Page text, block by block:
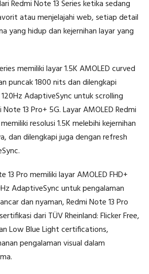
Redmi Note 13 Series ketika sedang
atau menjelajahi web, setiap detail
yang hidup dan kejernihan layar yang
memiliki layar 1.5K AMOLED curved
puncak 1800 nits dan dilengkapi
AdaptiveSync untuk scrolling
13 Pro+ 5G. Layar AMOLED Redmi
resolusi 1.5K melebihi kejernihan
dan dilengkapi juga dengan refresh
13 Pro memiliki layar AMOLED FHD+
AdaptiveSync untuk pengalaman
dan nyaman, Redmi Note 13 Pro
dari TÜV Rheinland: Flicker Free,
Low Blue Light certifications,
pengalaman visual dalam